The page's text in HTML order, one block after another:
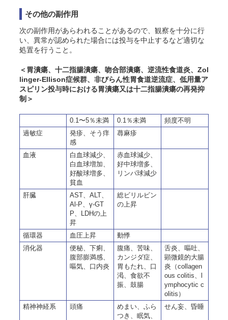
その他の副作用
次の副作用があらわれることがあるので、観察を十分に行
い、異常が認められた場合には投与を中止するなど適切な
処置を行うこと。
＜胃潰瘍、十二指腸潰瘍、吻合部潰瘍、逆流性食道炎、Zol
linger-Ellison症候群、非びらん性胃食道逆流症、低用量ア
スピリン投与時における胃潰瘍又は十二指腸潰瘍の再発抑
制＞
0.1〜5％未満 0.1％未満
頻度不明
過敏症
発疹、 そう 痒
感
蕁麻疹
血液
白血球減少、
白血球増加、
好酸球増多、
貧血
赤血球減少、
好中球増多、
リンパ球減少
肝臓
AST、ALT、
Al-P、γ-GT
P、LDHの上
昇
総ビリルビン
の上昇
循環器 血圧上昇
動悸
消化器
便秘、下痢、
腹部膨満感、
嘔気、口内炎
腹痛、苦味、
カンジダ症、
胃もたれ、口
渇、食欲不
振、鼓腸
舌炎、嘔吐、
顕微鏡的大腸
炎（collagen
ous colitis、l
ymphocytic c
olitis）
精神神経系
頭痛
めまい、ふら
つき、眠気、
せん妄、昏睡